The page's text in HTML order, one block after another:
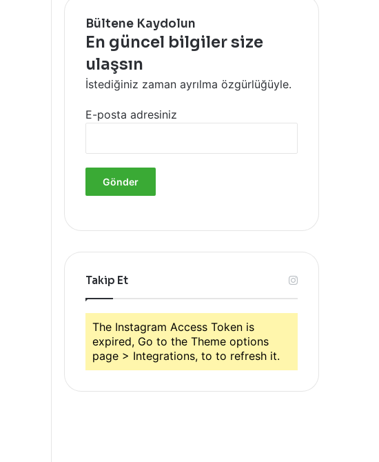
Bültene Kaydolun
En güncel bilgiler size
ulaşsın
İstediğiniz zaman ayrılma özgürlüğüyle.
E-posta adresiniz
Takip Et
The Instagram Access Token is
expired, Go to the Theme options
page > Integrations, to to refresh it.